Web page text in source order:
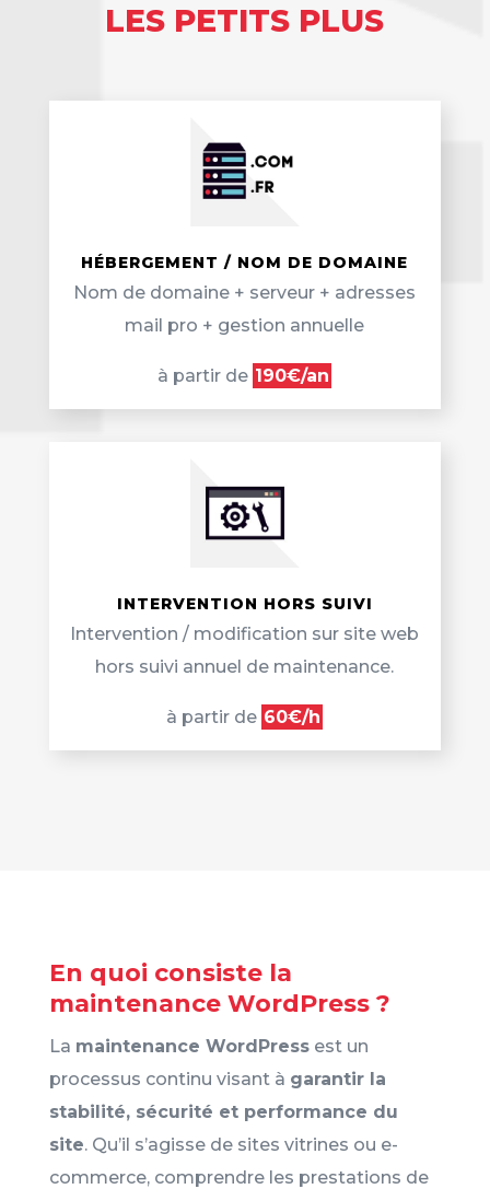
LES PETITS PLUS
HÉBERGEMENT / NOM DE DOMAINE
Nom de domaine + serveur + adresses
mail pro + gestion annuelle
à partir de 190€/an
INTERVENTION HORS SUIVI
Intervention / modification sur site web
hors suivi annuel de maintenance.
à partir de 60€/h
En quoi consiste la
maintenance WordPress ?
La maintenance WordPressest un
processus continu visant à garantir la
stabilité, sécurité et performance du
site. Qu’il s’agisse de sites vitrines ou e-
commerce, comprendre les prestations de